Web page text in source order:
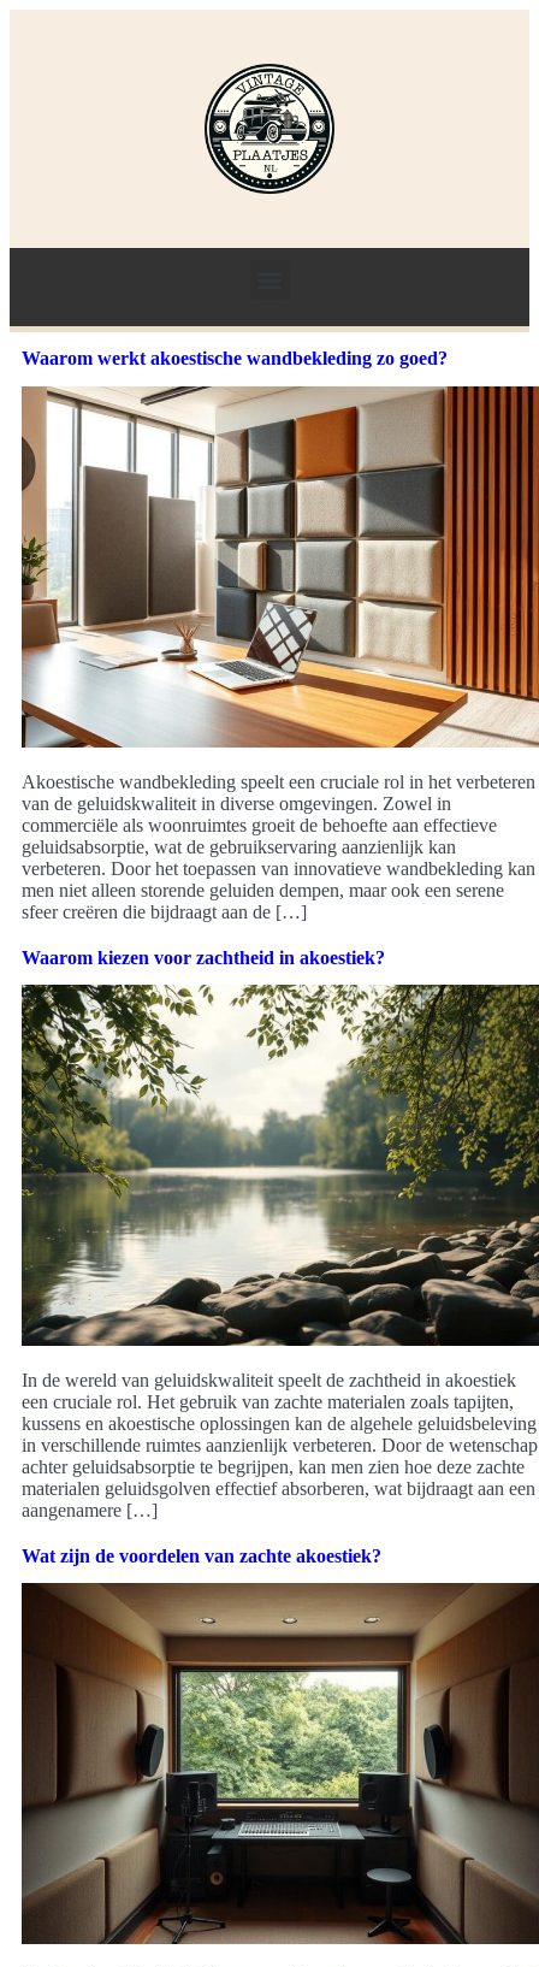
Waarom werkt akoestische wandbekleding zo goed?
Akoestische wandbekleding speelt een cruciale rol in het verbeteren
van de geluidskwaliteit in diverse omgevingen. Zowel in
commerciële als woonruimtes groeit de behoefte aan effectieve
geluidsabsorptie, wat de gebruikservaring aanzienlijk kan
verbeteren. Door het toepassen van innovatieve wandbekleding kan
men niet alleen storende geluiden dempen, maar ook een serene
sfeer creëren die bijdraagt aan de […]
Waarom kiezen voor zachtheid in akoestiek?
In de wereld van geluidskwaliteit speelt de zachtheid in akoestiek
een cruciale rol. Het gebruik van zachte materialen zoals tapijten,
kussens en akoestische oplossingen kan de algehele geluidsbeleving
in verschillende ruimtes aanzienlijk verbeteren. Door de wetenschap
achter geluidsabsorptie te begrijpen, kan men zien hoe deze zachte
materialen geluidsgolven effectief absorberen, wat bijdraagt aan een
aangenamere […]
Wat zijn de voordelen van zachte akoestiek?